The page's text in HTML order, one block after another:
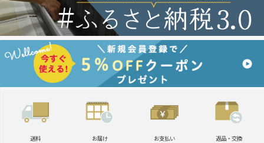
送料 お届け お支払い 返品・交換